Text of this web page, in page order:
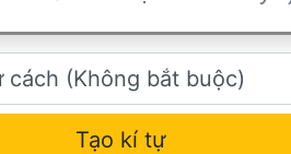
Tạo kí tự